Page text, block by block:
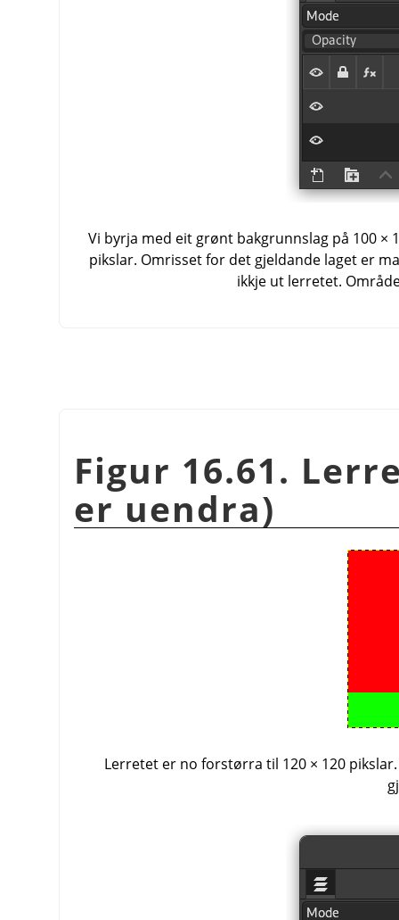
Vi byrja med eit grønt bakgrunnslag på 100 ×
pikslar. Omrisset for det gjeldande laget er
ikkje ut lerretet.
Figur 16.61.
er uendra)
Lerretet er no forstørra til 120 × 120